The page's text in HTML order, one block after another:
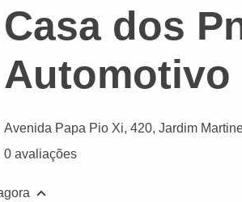
Casa dos
Automotivo
Avenida Papa Pio Xi, 420, Jardim
0 avaliações